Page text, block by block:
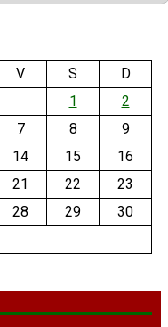
V S
D
1
2
7 8
9
14 15
16
21 22
23
28 29
30